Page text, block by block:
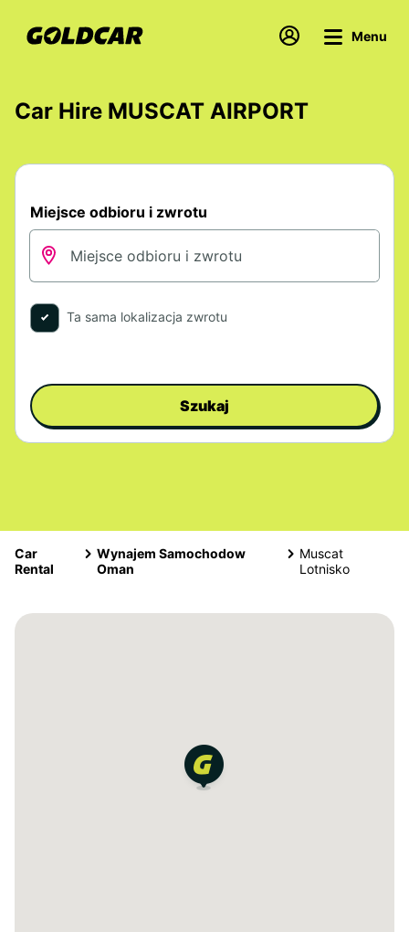
Menu
Car Hire MUSCAT AIRPORT
Miejsce odbioru i zwrotu
Ta sama lokalizacja zwrotu
Szukaj
Car
Rental
Wynajem Samochodow
Oman
Muscat
Lotnisko